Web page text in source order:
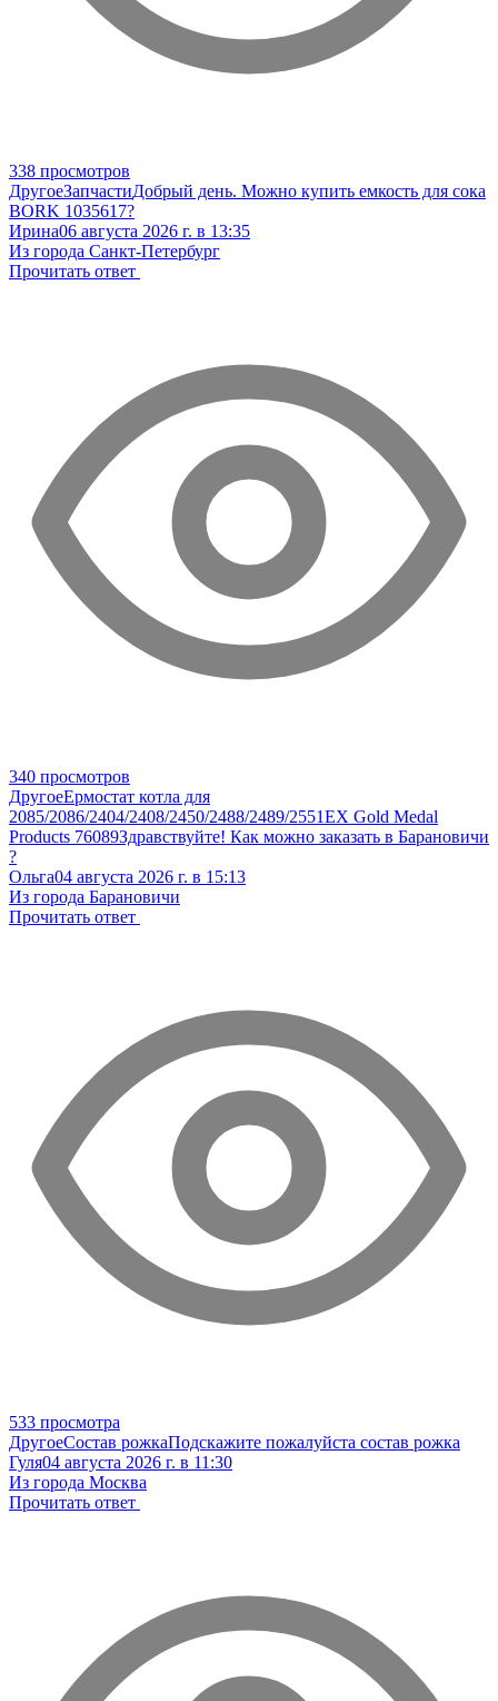
338 просмотров
ДругоеЗапчастиДобрый день. Можно купить емкость для сока
BORK 1035617?
Ирина06 августа 2026 г. в 13:35
Из города Санкт-Петербург
Прочитать ответ
340 просмотров
ДругоеЕрмостат котла для
2085/2086/2404/2408/2450/2488/2489/2551EX Gold Medal
Products 76089Здравствуйте! Как можно заказать в Барановичи
?
Ольга04 августа 2026 г. в 15:13
Из города Барановичи
Прочитать ответ
533 просмотра
ДругоеСостав рожкаПодскажите пожалуйста состав рожка
Гуля04 августа 2026 г. в 11:30
Из города Москва
Прочитать ответ